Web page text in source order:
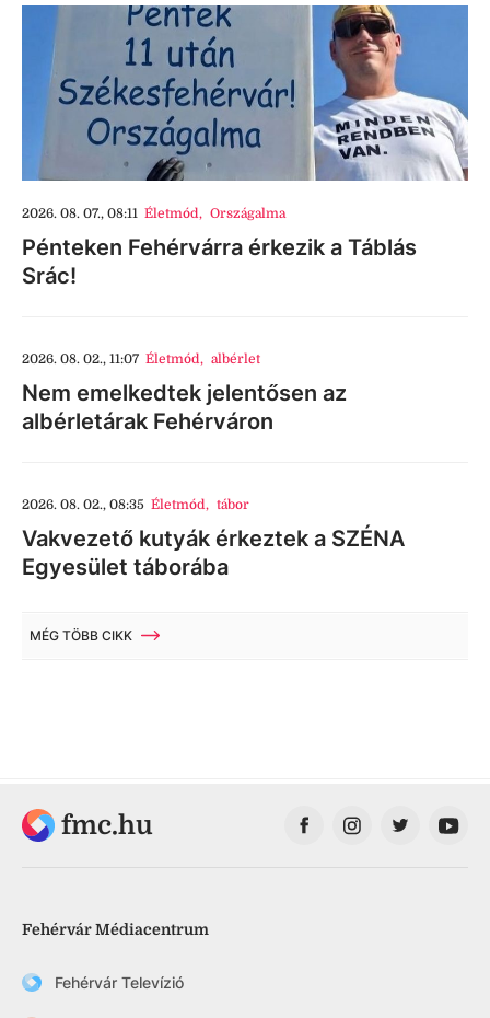
2026. 08. 07., 08:11 Életmód, Országalma
Pénteken Fehérvárra érkezik a Táblás
Srác!
2026. 08. 02., 11:07 Életmód, albérlet
Nem emelkedtek jelentősen az
albérletárak Fehérváron
2026. 08. 02., 08:35 Életmód, tábor
Vakvezető kutyák érkeztek a SZÉNA
Egyesület táborába
MÉG TÖBB CIKK
fmc.hu
Fehérvár Médiacentrum
Fehérvár Televízió